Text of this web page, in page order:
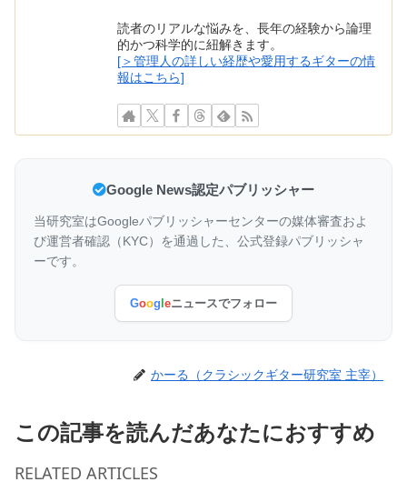
読者のリアルな悩みを、長年の経験から論理
的かつ科学的に紐解きます。
[＞管理人の詳しい経歴や愛用するギターの情
報はこちら]
Google News認定パブリッシャー
当研究室はGoogleパブリッシャーセンターの媒体審査およ
び運営者確認（KYC）を通過した、公式登録パブリッシャ
ーです。
Goog eニュースでフォロー
かーる（クラシックギター研究室 主宰）
この記事を読んだあなたにおすすめ
RELATED ARTICLES